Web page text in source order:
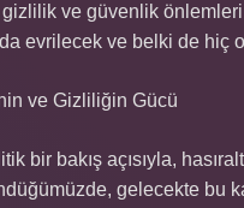
ve güvenlik
evrilecek ve belki de hiç
ve Gizliliğin Gücü
bir bakış açısıyla,
gelecekte bu